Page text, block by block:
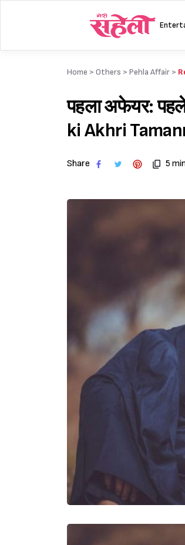
Home > Others > Pehla Affair >
पहला अफेयर:
ki Akhri
Share 5